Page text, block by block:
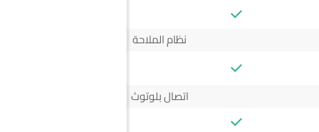
نظام الملاحة
اتصال بلوتوث